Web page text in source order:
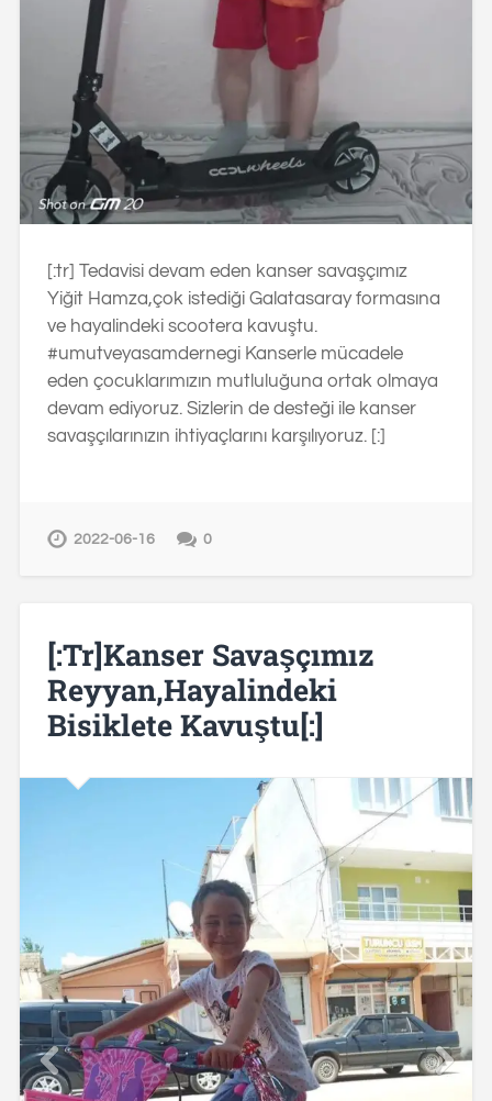
[:tr] Tedavisi devam eden kanser savaşçımız
Yiğit Hamza,çok istediği Galatasaray formasına
ve hayalindeki scootera kavuştu.
#umutveyasamdernegi Kanserle mücadele
eden çocuklarımızın mutluluğuna ortak olmaya
devam ediyoruz. Sizlerin de desteği ile kanser
savaşçılarınızın ihtiyaçlarını karşılıyoruz. [:]
2022-06-16 0
[:tr]Kanser Savaşçımız
Reyyan,Hayalindeki
Bisiklete Kavuştu[:]